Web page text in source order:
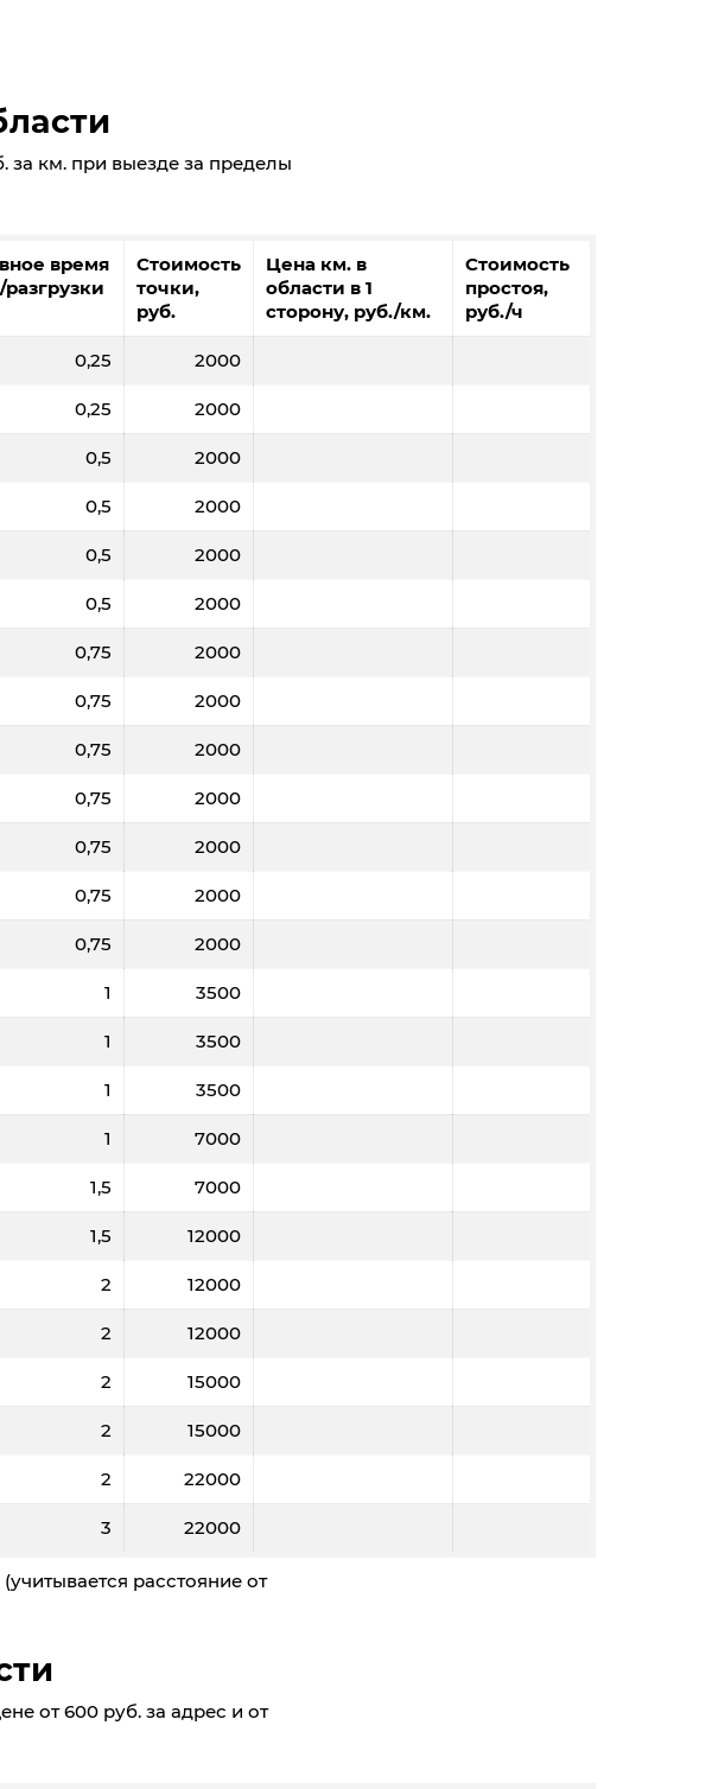
за км. при выезде за пределы
время
Стоимость
точки,
руб.
Цена км. в
области в 1
сторону, руб./км.
Стоимость
простоя,
руб./ч
0,25 2000
0,25 2000
0,5 2000
0,5 2000
0,5 2000
0,5 2000
0,75 2000
0,75 2000
0,75 2000
0,75 2000
0,75 2000
0,75 2000
0,75 2000
1 3500
1 3500
1 3500
1 7000
1,5 7000
1,5 12000
2 12000
2 12000
2 15000
2 15000
2 22000
3 22000
расстояние от
от 600 руб. за адрес и от